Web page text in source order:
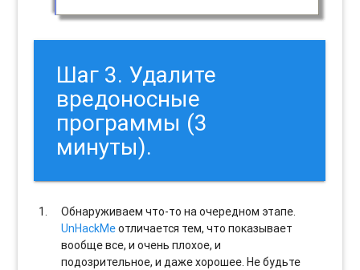
Шаг 3. Удалите
вредоносные
программы (3
минуты).
Обнаруживаем что-то на очередном этапе.
UnHackMeотличается тем, что показывает
вообще все, и очень плохое, и
подозрительное, и даже хорошее. Не будьте